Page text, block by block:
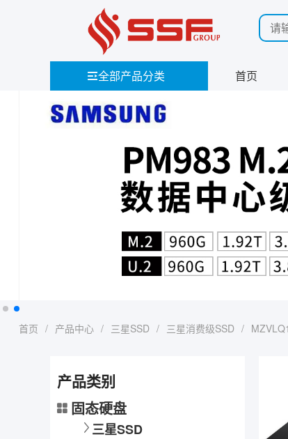
全部产品分类 首页
首页 / 产品中心 / 三星SSD / 三星消费级SSD /
产品类别
固态硬盘
三星SSD